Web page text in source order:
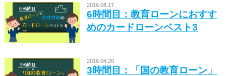
2016.08.17
6時間目：教育ローンにおすす
めのカードローンベスト3
2016.04.20
3時間目：「国の教育ローン」